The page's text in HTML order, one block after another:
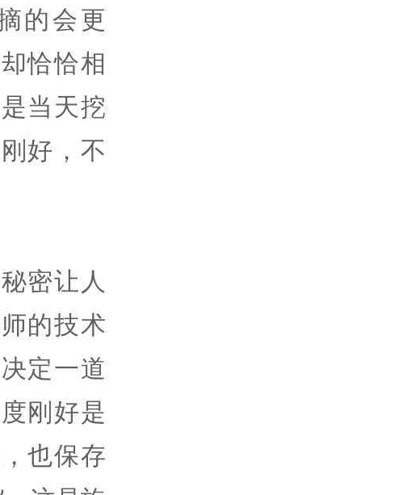
的会更
恰恰相
当天挖
好，不
密让人
的技术
定一道
刚好是
也保存